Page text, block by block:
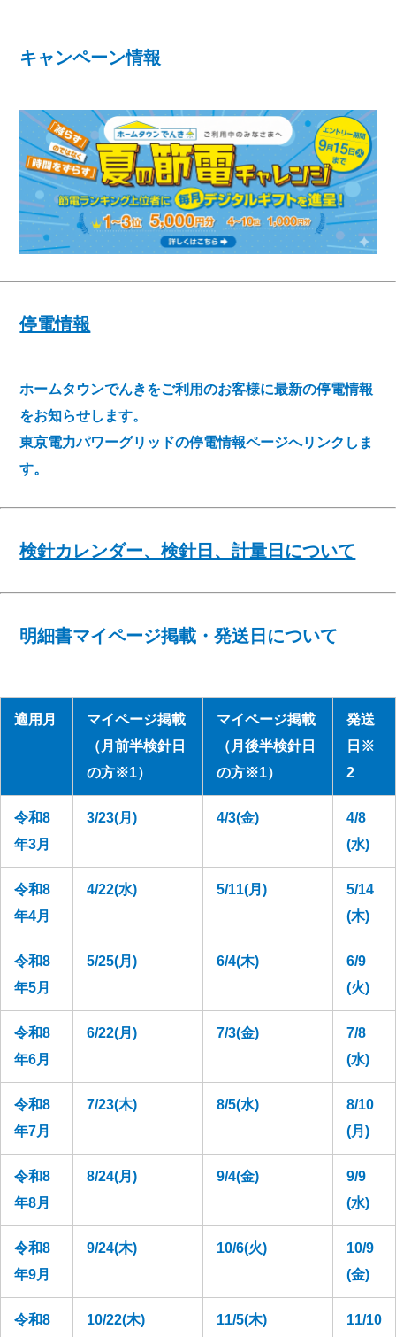
キャンペーン情報
停電情報
ホームタウンでんきをご利用のお客様に最新の停電情報
をお知らせします。
東京電力パワーグリッドの停電情報ページへリンクしま
す。
検針カレンダー、検針日、計量日について
明細書マイページ掲載・発送日について
適用月
マイページ掲載
（月前半検針日
の方※1）
マイページ掲載
（月後半検針日
の方※1）
発送
日※
2
令和8
年3月
3/23(月) 4/3(金)
4/8
(水)
令和8
年4月
4/22(水) 5/11(月)
5/14
(木)
令和8
年5月
5/25(月) 6/4(木)
6/9
(火)
令和8
年6月
6/22(月) 7/3(金)
7/8
(水)
令和8
年7月
7/23(木) 8/5(水)
8/10
(月)
令和8
年8月
8/24(月) 9/4(金)
9/9
(水)
令和8
年9月
9/24(木) 10/6(火)
10/9
(金)
令和8 10/22(木) 11/5(木) 11/10